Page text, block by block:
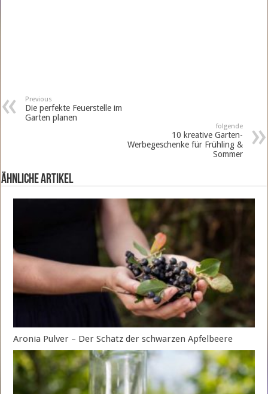
Previous
Die perfekte Feuerstelle im
Garten planen
folgende
10 kreative Garten-
Werbegeschenke für Frühling &
Sommer
ähnliche Artikel
Aronia Pulver – Der Schatz der schwarzen Apfelbeere